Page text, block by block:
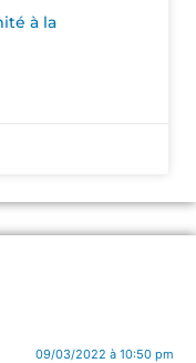
à la
09/03/2022 à 10:50 pm